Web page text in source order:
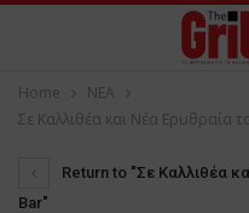
Home
NEA
Σε Καλλιθέα και Νέα Ερυθραία
Return to "Σε Καλλιθέα
Bar"